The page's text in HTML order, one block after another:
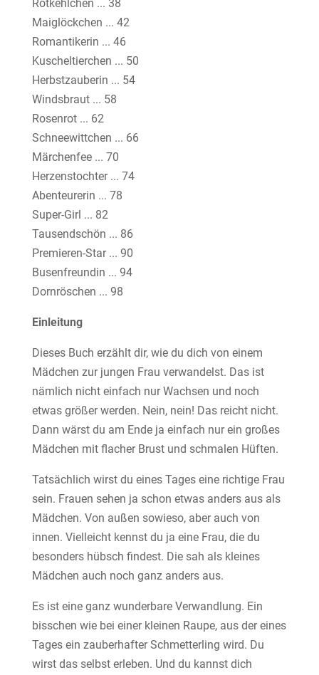
Rotkehlchen ... 38
Maiglöckchen ... 42
Romantikerin ... 46
Kuscheltierchen ... 50
Herbstzauberin ... 54
Windsbraut ... 58
Rosenrot ... 62
Schneewittchen ... 66
Märchenfee ... 70
Herzenstochter ... 74
Abenteurerin ... 78
Super-Girl ... 82
Tausendschön ... 86
Premieren-Star ... 90
Busenfreundin ... 94
Dornröschen ... 98
Einleitung
Dieses Buch erzählt dir, wie du dich von einem
Mädchen zur jungen Frau verwandelst. Das ist
nämlich nicht einfach nur Wachsen und noch
etwas größer werden. Nein, nein! Das reicht nicht.
Dann wärst du am Ende ja einfach nur ein großes
Mädchen mit flacher Brust und schmalen Hüften.
Tatsächlich wirst du eines Tages eine richtige Frau
sein. Frauen sehen ja schon etwas anders aus als
Mädchen. Von außen sowieso, aber auch von
innen. Vielleicht kennst du ja eine Frau, die du
besonders hübsch findest. Die sah als kleines
Mädchen auch noch ganz anders aus.
Es ist eine ganz wunderbare Verwandlung. Ein
bisschen wie bei einer kleinen Raupe, aus der eines
Tages ein zauberhafter Schmetterling wird. Du
wirst das selbst erleben. Und du kannst dich